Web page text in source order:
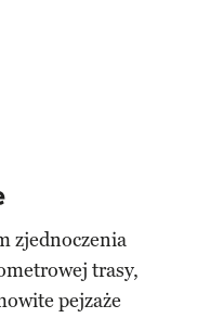
zjednoczenia
trasy,
pejzaże